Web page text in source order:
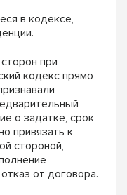
в кодексе,
при
кодекс прямо
о задатке, срок
привязать к
стороной,
от договора.